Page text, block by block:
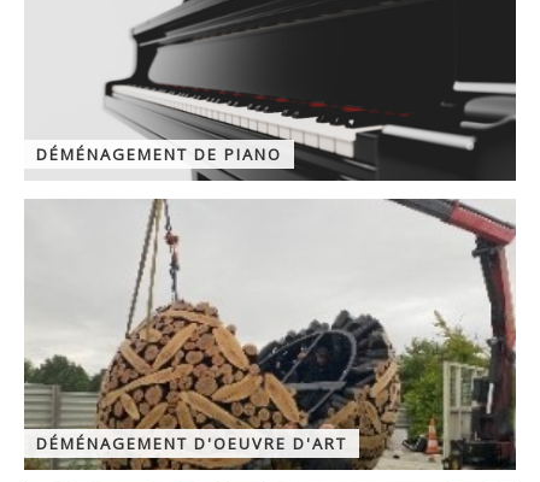
DÉMÉNAGEMENT DE PIANO
DÉMÉNAGEMENT D'OEUVRE D'ART